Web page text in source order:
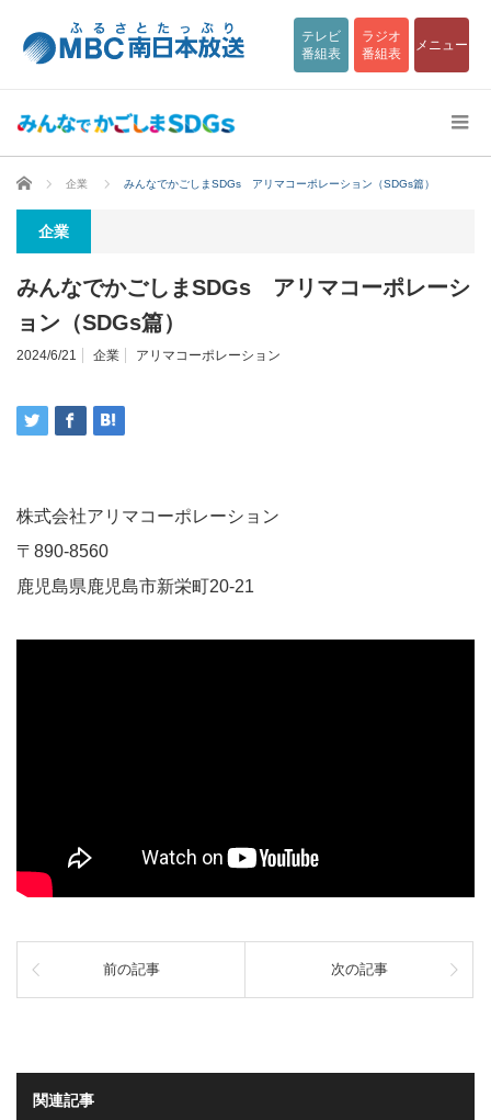
テレビ
番組表
ラジオ
番組表
メニュー
ホーム 企業 みんなでかごしまSDGs アリマコーポレーション（SDGs篇）
企業
みんなでかごしまSDGs アリマコーポレーシ
ョン（SDGs篇）
2024/6/21 企業 アリマコーポレーション
株式会社アリマコーポレーション
〒890-8560
鹿児島県鹿児島市新栄町20-21
前の記事 次の記事
関連記事